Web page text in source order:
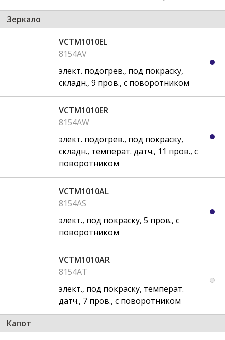
Зеркало
VCTM1010EL
8154AV
элект. подогрев., под покраску,
складн., 9 пров., с поворотником
VCTM1010ER
8154AW
элект. подогрев., под покраску,
складн., температ. датч., 11 пров., с
поворотником
VCTM1010AL
8154AS
элект., под покраску, 5 пров., с
поворотником
VCTM1010AR
8154AT
элект., под покраску, температ.
датч., 7 пров., с поворотником
Капот